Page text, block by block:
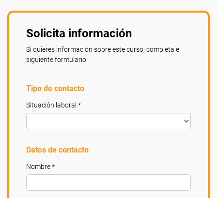
Solicita información
Si quieres información sobre este curso, completa el
siguiente formulario:
Tipo de contacto
Situación laboral *
Datos de contacto
Nombre *